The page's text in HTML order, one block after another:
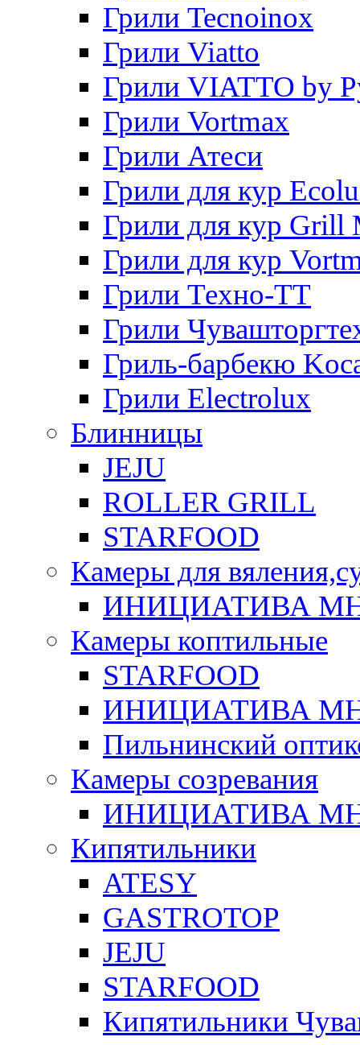
Грили Tecnoinox
Грили Viatto
Грили VIATTO by
Грили Vortmax
Грили Атеси
Грили для кур
Грили для кур Grill
Грили для кур
Грили Техно-ТТ
Грили
Гриль-барбекю
Грили Electrolux
Блинницы
JEJU
ROLLER GRILL
STARFOOD
Камеры для
ИНИЦИАТИВА
Камеры коптильные
STARFOOD
ИНИЦИАТИВА
Пильнинский
Камеры созревания
ИНИЦИАТИВА
Кипятильники
ATESY
GASTROTOP
JEJU
STARFOOD
Кипятильники